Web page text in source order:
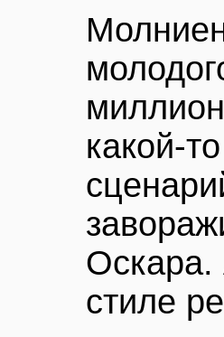
какой-
Оскара.
стиле